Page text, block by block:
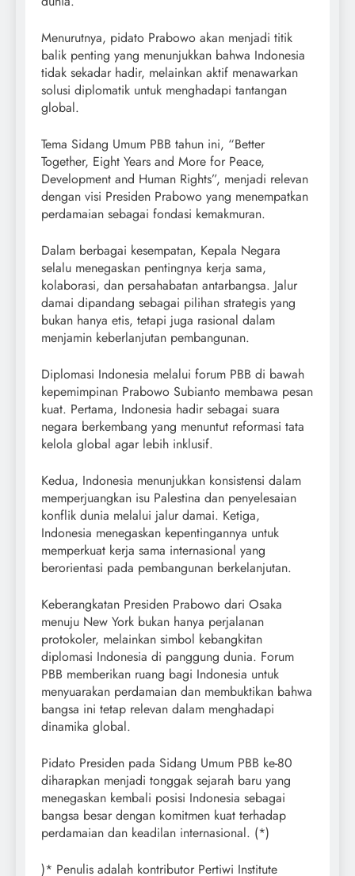
Menurutnya, pidato Prabowo akan menjadi titik
balik penting yang menunjukkan bahwa Indonesia
tidak sekadar hadir, melainkan aktif menawarkan
solusi diplomatik untuk menghadapi tantangan
global.
Tema Sidang Umum PBB tahun ini, “Better
Together, Eight Years and More for Peace,
Development and Human Rights”, menjadi relevan
dengan visi Presiden Prabowo yang menempatkan
perdamaian sebagai fondasi kemakmuran.
Dalam berbagai kesempatan, Kepala Negara
selalu menegaskan pentingnya kerja sama,
kolaborasi, dan persahabatan antarbangsa. Jalur
damai dipandang sebagai pilihan strategis yang
bukan hanya etis, tetapi juga rasional dalam
menjamin keberlanjutan pembangunan.
Diplomasi Indonesia melalui forum PBB di bawah
kepemimpinan Prabowo Subianto membawa pesan
kuat. Pertama, Indonesia hadir sebagai suara
negara berkembang yang menuntut reformasi tata
kelola global agar lebih inklusif.
Kedua, Indonesia menunjukkan konsistensi dalam
memperjuangkan isu Palestina dan penyelesaian
konflik dunia melalui jalur damai. Ketiga,
Indonesia menegaskan kepentingannya untuk
memperkuat kerja sama internasional yang
berorientasi pada pembangunan berkelanjutan.
Keberangkatan Presiden Prabowo dari Osaka
menuju New York bukan hanya perjalanan
protokoler, melainkan simbol kebangkitan
diplomasi Indonesia di panggung dunia. Forum
PBB memberikan ruang bagi Indonesia untuk
menyuarakan perdamaian dan membuktikan bahwa
bangsa ini tetap relevan dalam menghadapi
dinamika global.
Pidato Presiden pada Sidang Umum PBB ke-80
diharapkan menjadi tonggak sejarah baru yang
menegaskan kembali posisi Indonesia sebagai
bangsa besar dengan komitmen kuat terhadap
perdamaian dan keadilan internasional. (*)
)* Penulis adalah kontributor Pertiwi Institute